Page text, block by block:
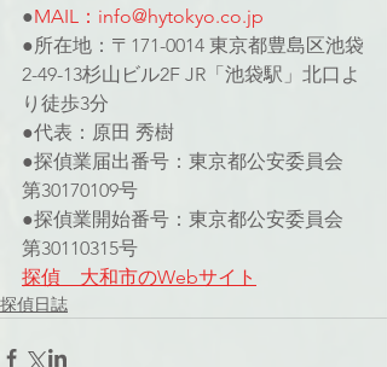
●MAIL：info@hytokyo.co.jp
●所在地：〒171-0014 東京都豊島区池袋
2-49-13杉山ビル2F JR「池袋駅」北口よ
り徒歩3分
●代表：原田 秀樹
●探偵業届出番号：東京都公安委員会
第30170109号
●探偵業開始番号：東京都公安委員会
第30110315号
探偵　大和市のWebサイト
探偵日誌